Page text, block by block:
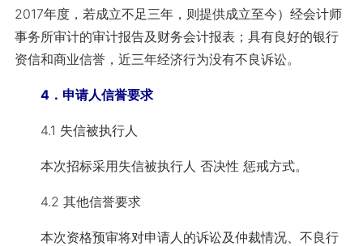
2017年度，若成立不足三年，则提供成立至今）经会计师
事务所审计的审计报告及财务会计报表；具有良好的银行
资信和商业信誉，近三年经济行为没有不良诉讼。
4．申请人信誉要求
4.1 失信被执行人
本次招标采用失信被执行人 否决性 惩戒方式。
4.2 其他信誉要求
本次资格预审将对申请人的诉讼及仲裁情况、不良行